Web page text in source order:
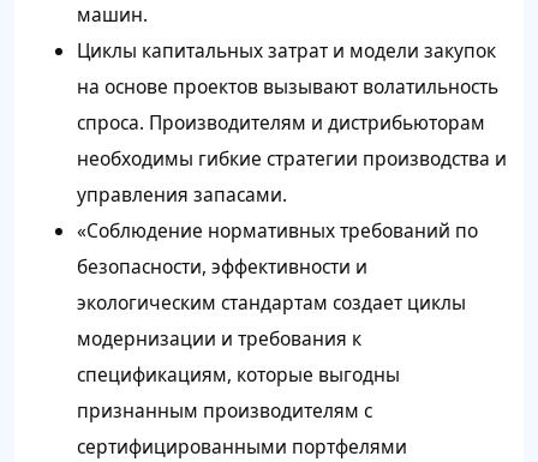
машин.
Циклы капитальных затрат и модели закупок
на основе проектов вызывают волатильность
спроса. Производителям и дистрибьюторам
необходимы гибкие стратегии производства и
управления запасами.
«Соблюдение нормативных требований по
безопасности, эффективности и
экологическим стандартам создает циклы
модернизации и требования к
спецификациям, которые выгодны
признанным производителям с
сертифицированными портфелями